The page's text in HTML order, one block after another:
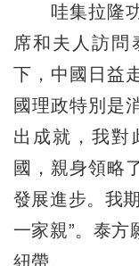
哇集拉隆功
席和夫人訪問
下，中國日益
國理政特別是
出成就，我對
國，親身領略
發展進步。我
一家親”。泰方
紐帶。